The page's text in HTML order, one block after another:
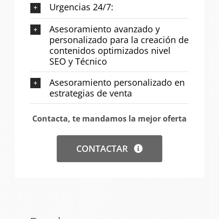
Urgencias 24/7:
Asesoramiento avanzado y
personalizado para la creación de
contenidos optimizados nivel
SEO y Técnico
Asesoramiento personalizado en
estrategias de venta
Contacta, te mandamos la mejor oferta
CONTACTAR